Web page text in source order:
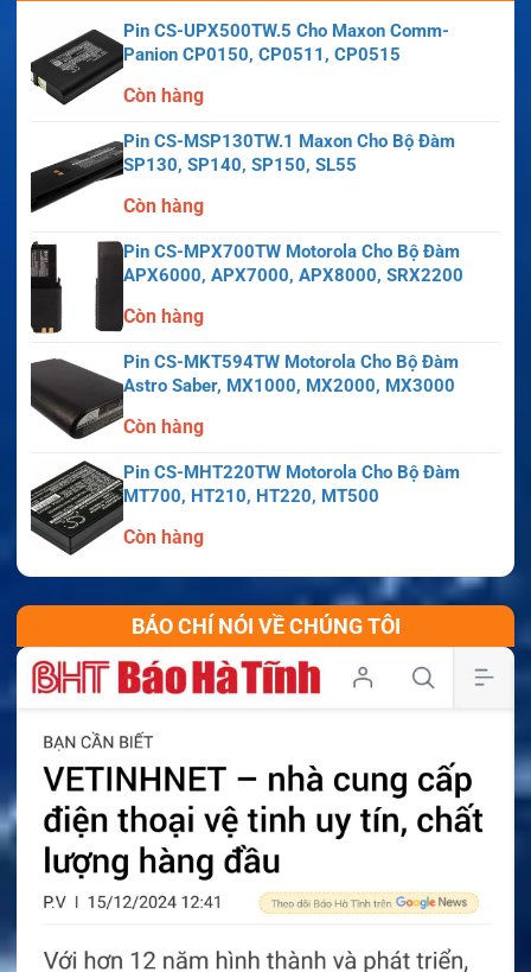
Pin CS-UPX500TW.5 Cho Maxon Comm-
Panion CP0150, CP0511, CP0515
Còn hàng
Pin CS-MSP130TW.1 Maxon Cho Bộ Đàm
SP130, SP140, SP150, SL55
Còn hàng
Pin CS-MPX700TW Motorola Cho Bộ Đàm
APX6000, APX7000, APX8000, SRX2200
Còn hàng
Pin CS-MKT594TW Motorola Cho Bộ Đàm
Astro Saber, MX1000, MX2000, MX3000
Còn hàng
Pin CS-MHT220TW Motorola Cho Bộ Đàm
MT700, HT210, HT220, MT500
Còn hàng
BÁO CHÍ NÓI VỀ CHÚNG TÔI